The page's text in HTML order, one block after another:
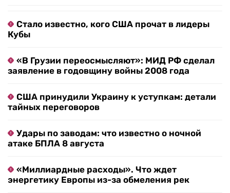
Стало известно, кого США прочат в лидеры
Кубы
«В Грузии переосмысляют»: МИД РФ сделал
заявление в годовщину войны 2008 года
США принудили Украину к уступкам: детали
тайных переговоров
Удары по заводам: что известно о ночной
атаке БПЛА 8 августа
«Миллиардные расходы». Что ждет
энергетику Европы из-за обмеления рек